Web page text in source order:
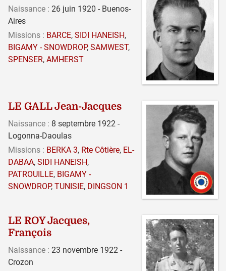
Naissance : 26 juin 1920 - Buenos-
Aires
Missions : BARCE, SIDI HANEISH,
BIGAMY - SNOWDROP, SAMWEST,
SPENSER, AMHERST
LE GALL Jean-Jacques
Naissance : 8 septembre 1922 -
Logonna-Daoulas
Missions : BERKA 3, Rte Côtière, EL-
DABAA, SIDI HANEISH,
PATROUILLE, BIGAMY -
SNOWDROP, TUNISIE, DINGSON 1
LE ROY Jacques,
François
Naissance : 23 novembre 1922 -
Crozon